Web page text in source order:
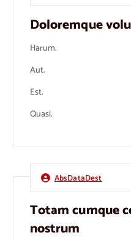
Doloremque
Harum.
Aut.
Est.
Quasi.
AbsDataDest
Totam cumque
nostrum